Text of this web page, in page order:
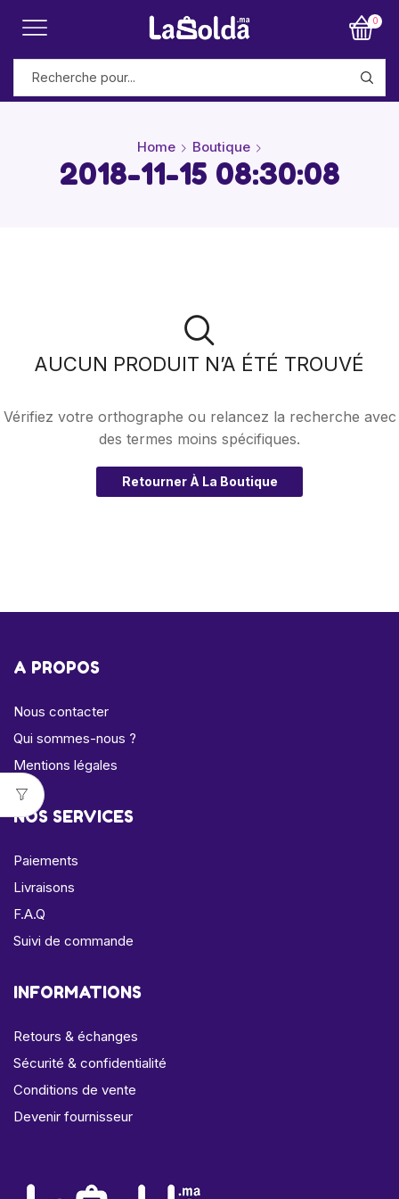
0
Home Boutique
2018-11-15 08:30:08
AUCUN PRODUIT N’A ÉTÉ TROUVÉ
Vérifiez votre orthographe ou relancez la recherche avec
des termes moins spécifiques.
Retourner À La Boutique
A PROPOS
Nous contacter
Qui sommes-nous ?
Mentions légales
NOS SERVICES
Paiements
Livraisons
F.A.Q
Suivi de commande
INFORMATIONS
Retours & échanges
Sécurité & confidentialité
Conditions de vente
Devenir fournisseur